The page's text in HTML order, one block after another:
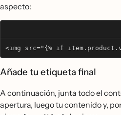
aspecto:
<img src="{% if
Añade tu etiqueta final
A continuación, junta todo el
apertura, luego tu contenido y,